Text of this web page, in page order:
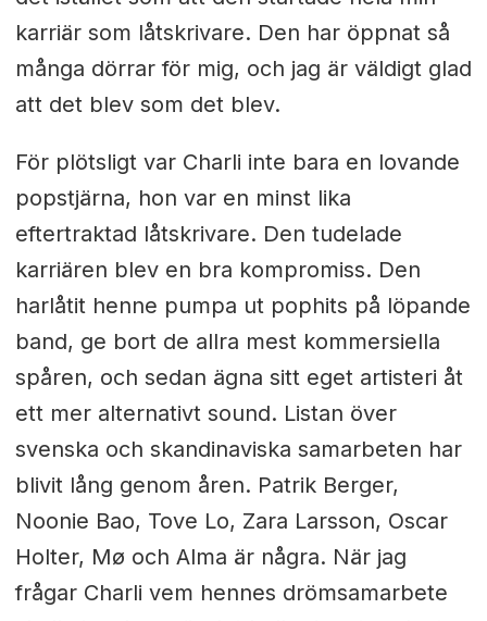
karriär som låtskrivare. Den har öppnat så
många dörrar för mig, och jag är väldigt glad
att det blev som det blev.
För plötsligt var Charli inte bara en lovande
popstjärna, hon var en minst lika
eftertraktad låtskrivare. Den tudelade
karriären blev en bra kompromiss. Den
harlåtit henne pumpa ut pophits på löpande
band, ge bort de allra mest kommersiella
spåren, och sedan ägna sitt eget artisteri åt
ett mer alternativt sound. Listan över
svenska och skandinaviska samarbeten har
blivit lång genom åren. Patrik Berger,
Noonie Bao, Tove Lo, Zara Larsson, Oscar
Holter, Mø och Alma är några. När jag
frågar Charli vem hennes drömsamarbete